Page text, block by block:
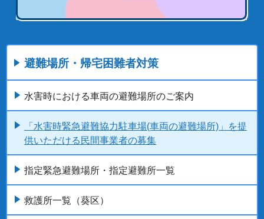
避難場所・帰宅困難者対策
水害時における車両の避難場所のご案内
「水害時緊急避難協力駐車場(車両の避難場所)」を提
供いただける民間事業者の募集
指定緊急避難場所・指定避難所一覧
救護所一覧（葵区）